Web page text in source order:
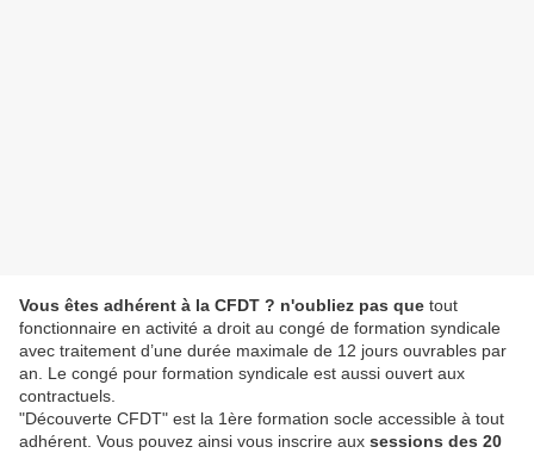
Vous êtes adhérent à la CFDT ? n'oubliez pas que tout
fonctionnaire en activité a droit au congé de formation syndicale
avec traitement d’une durée maximale de 12 jours ouvrables par
an. Le congé pour formation syndicale est aussi ouvert aux
contractuels.
"Découverte CFDT" est la 1ère formation socle accessible à tout
adhérent. Vous pouvez ainsi vous inscrire aux sessions des 20